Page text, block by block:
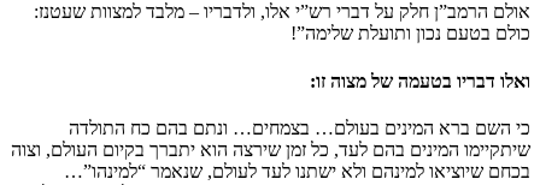
אולם הרמב”ן חלק על דברי רש”י אלו, ולדבריו – מלבד למצוות שעטנז:
כולם בטעם נכון ותועלת שלימה”!
ואלו דבריו בטעמה של מצוה זו:
כי השם ברא המינים בעולם… בצמחים… ונתם בהם כח התולדה
שיתקיימו המינים בהם לעד, כל זמן שירצה הוא יתברך בקיום העולם, וצוה
בכחם שיוציאו למינהם ולא ישתנו לעד לעולם, שנאמר “למינהו”…